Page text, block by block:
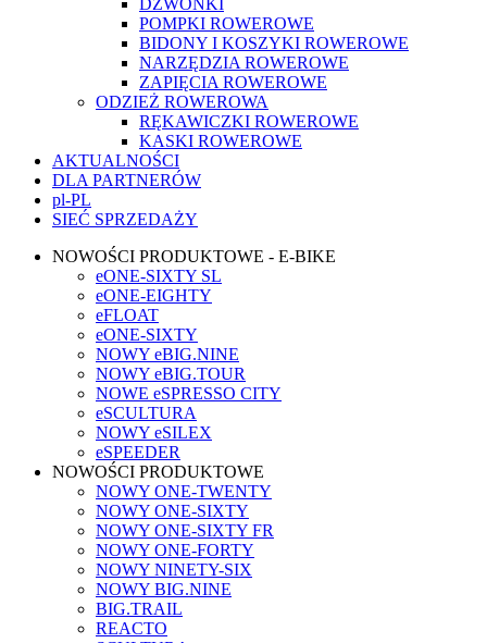
DZWONKI
POMPKI ROWEROWE
BIDONY I KOSZYKI ROWEROWE
NARZĘDZIA ROWEROWE
ZAPIĘCIA ROWEROWE
ODZIEŻ ROWEROWA
RĘKAWICZKI ROWEROWE
KASKI ROWEROWE
AKTUALNOŚCI
DLA PARTNERÓW
pl-PL
SIEĆ SPRZEDAŻY
NOWOŚCI PRODUKTOWE - E-BIKE
eONE-SIXTY SL
eONE-EIGHTY
eFLOAT
eONE-SIXTY
NOWY eBIG.NINE
NOWY eBIG.TOUR
NOWE eSPRESSO CITY
eSCULTURA
NOWY eSILEX
eSPEEDER
NOWOŚCI PRODUKTOWE
NOWY ONE-TWENTY
NOWY ONE-SIXTY
NOWY ONE-SIXTY FR
NOWY ONE-FORTY
NOWY NINETY-SIX
NOWY BIG.NINE
BIG.TRAIL
REACTO